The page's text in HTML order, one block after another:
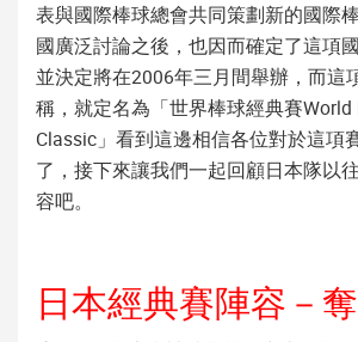
表與國際棒球總會共同策劃新的國際
國廣泛討論之後，也因而確定了這項
並決定將在2006年三月間舉辦，而這
稱，就定名為「世界棒球經典賽World
Classic」看到這邊相信各位對於這項
了，接下來讓我們一起回顧日本隊以
容吧。
日本經典賽陣容－